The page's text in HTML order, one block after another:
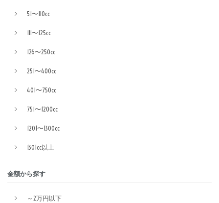
51〜110cc
111〜125cc
126〜250cc
251〜400cc
401〜750cc
751〜1200cc
1201〜1300cc
1301cc以上
金額から探す
～2万円以下